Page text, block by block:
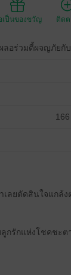
เป็นของขวัญ ติด
ลอร่วมตี้ผจญภัยกั
เลยตัดสินใจแกล้
กรักแห่งโชคชะต